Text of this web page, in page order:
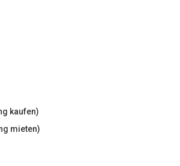
kaufen)
mieten)